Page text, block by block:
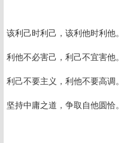
该利己时利己，该利他时利他。
利他不必害己，利己不宜害他。
利己不要主义，利他不要高调。
坚持中庸之道，争取自他圆恰。